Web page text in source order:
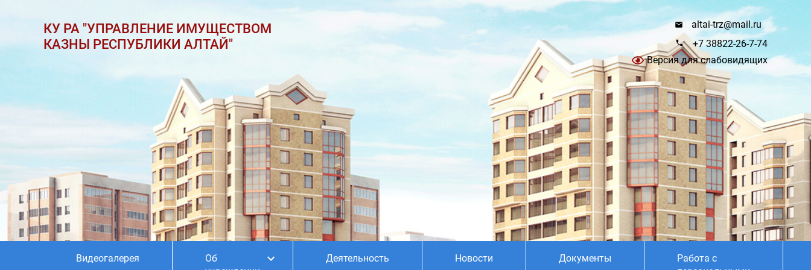
КУ РА "УПРАВЛЕНИЕ ИМУЩЕСТВОМ
КАЗНЫ РЕСПУБЛИКИ АЛТАЙ"
altai-trz@mail.ru
+7 38822-26-7-74
Версия для слабовидящих
Видеогалерея
Об
Деятельность Новости Документы
Работа с